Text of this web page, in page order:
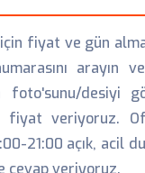
için fiyat ve gün
arayın
foto'sunu/desiyi
fiyat veriyoruz.
21:00 açık, acil
cevap veriyoruz.